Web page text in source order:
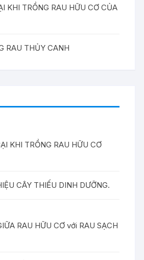
KHI TRỒNG RAU HỮU CƠ CỦA
RAU THỦY CANH
KHI TRỒNG RAU HỮU CƠ
CÂY THIẾU DINH DƯỠNG.
RAU HỮU CƠ với RAU SẠCH